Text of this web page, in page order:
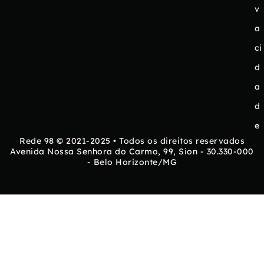
v
a
ci
d
a
d
e
Rede 98 © 2021-2025 • Todos os direitos reservados
Avenida Nossa Senhora do Carmo, 99, Sion - 30.330-000
- Belo Horizonte/MG